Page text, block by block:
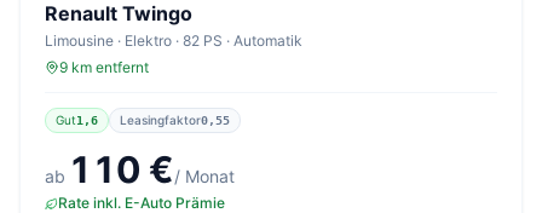
Renault Twingo
Limousine · Elektro · 82 PS · Automatik
9 km entfernt
Gut1,6 Leasingfaktor0,55
ab 110 €/ Monat
Rate inkl. E-Auto Prämie